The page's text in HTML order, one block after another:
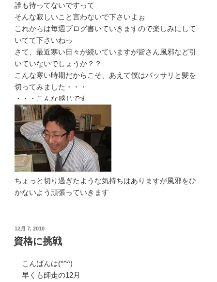
誰も待ってないですって
そんな寂しいこと言わないで下さいよぉ
これからは毎週ブログ書いていきますので楽しみにして
いてて下さいねっ
さて、最近寒い日々が続いていますが皆さん風邪など引
いていないでしょうか？？
こんな寒い時期だからこそ、あえて僕はバッサリと髪を
切ってみました・・・
・・・こんな感じです
ちょっと切り過ぎたような気持ちはありますが風邪をひ
かないよう頑張っていきます
投
稿
日:
12月 7, 2010
資格に挑戦
こんばんは(*^^)
早くも師走の12月